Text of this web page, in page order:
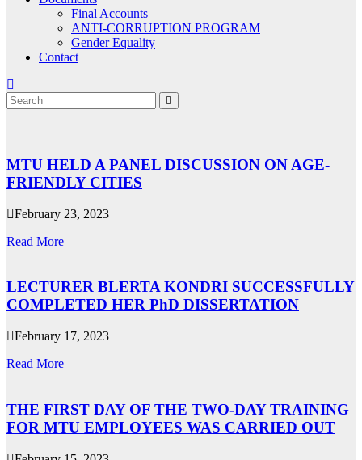
Final Accounts
ANTI-CORRUPTION PROGRAM
Gender Equality
Contact
MTU HELD A PANEL DISCUSSION ON AGE-
FRIENDLY CITIES
February 23, 2023
Read More
LECTURER BLERTA KONDRI SUCCESSFULLY
COMPLETED HER PhD DISSERTATION
February 17, 2023
Read More
THE FIRST DAY OF THE TWO-DAY TRAINING
FOR MTU EMPLOYEES WAS CARRIED OUT